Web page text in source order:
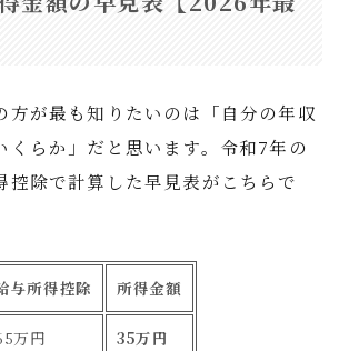
方が最も知りたいのは「自分の年収
くらか」だと思います。令和7年の
控除で計算した早見表がこちらで
与所得控除 所得金額
万円 35万円